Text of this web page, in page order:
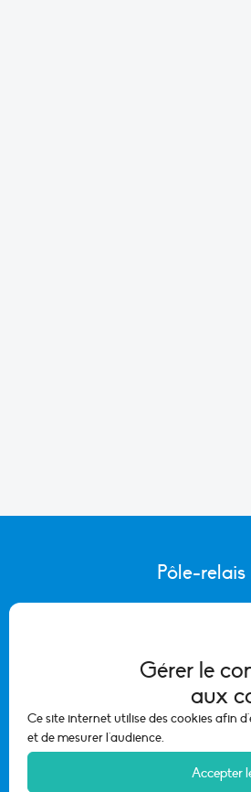
Gérer le
aux
Ce site internet utilise des cookies afin
et de mesurer l'audience.
Accepter
Pôle-
CONTACTER